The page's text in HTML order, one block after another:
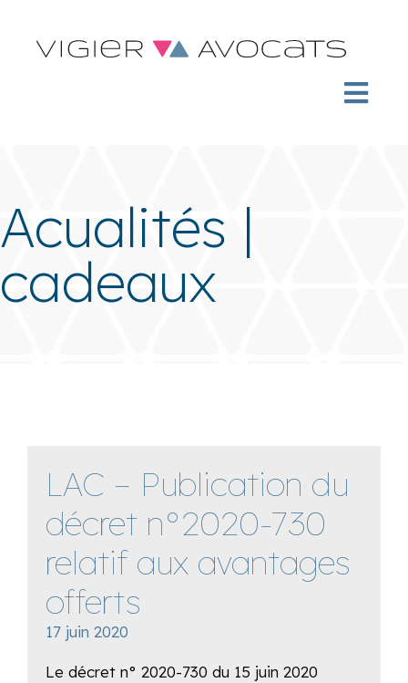
Acualités |
cadeaux
LAC – Publication du
décret n°2020-730
relatif aux avantages
offerts
17 juin 2020
Le décret n° 2020-730 du 15 juin 2020